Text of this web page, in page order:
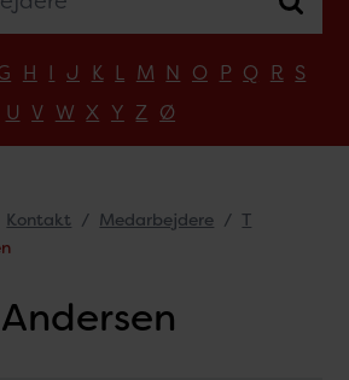
H I J K L M N O P Q R S
U V W X Y Z Ø
Kontakt Medarbejdere
T